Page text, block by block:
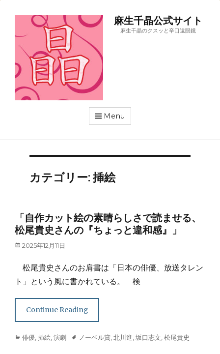
麻生千晶公式サイト
麻生千晶のクスッと辛口遠眼鏡
Menu
カテゴリー: 挿絵
「自作カット絵の素晴らしさで読ませる、
松尾貴史さんの『ちょっと違和感』」
Posted
2025年12月11日
松尾貴史さんのお肩書は「日本の俳優、放送タレン
ト」という風に書かれている。 検
Continue Reading
Categories
俳優 挿絵 演劇 Tagsノーベル賞 北川進 坂口志文 松尾貴史